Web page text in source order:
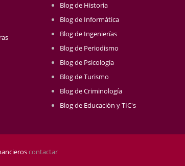
Blog de Historia
Blog de Informática
Blog de Ingenierías
Blog de Periodismo
Blog de Psicología
Blog de Turismo
Blog de Criminología
Blog de Educación y TIC's
contactar